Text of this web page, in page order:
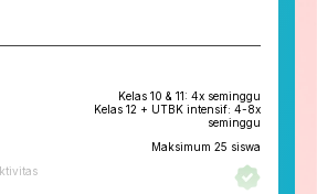
Kelas 10 & 11: 4x seminggu
Kelas 12 + UTBK intensif: 4-8x
seminggu
Maksimum 25 siswa